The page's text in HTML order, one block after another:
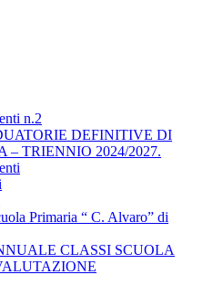
n.2
DEFINITIVE DI
– TRIENNIO 2024/2027.
Primaria “ C. Alvaro” di
CLASSI SCUOLA